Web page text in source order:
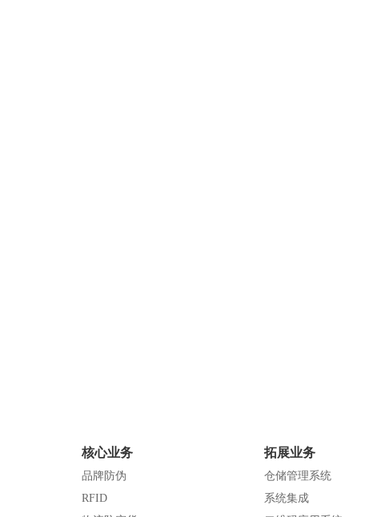
核心业务
品牌防伪
RFID
拓展业务
仓储管理系统
系统集成